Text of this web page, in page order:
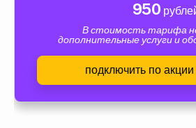
950
В стоимость тарифа
дополнительные услуги и
подключить по акции